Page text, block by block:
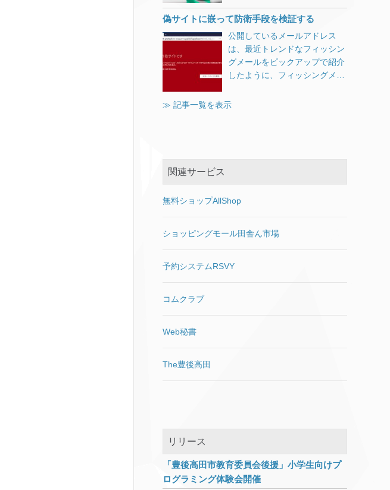
ですし、数字見ながらジーっと
待ってると、もうね、詐欺にあ
った気分。 タバコ一箱無くなり
ましたがな。 ウサギと亀のウサ
ギですか～っ！ 大きな企業が大
勢の人を使ってＵＩがどうのこ
割いて突き詰めるよりも、まず
いようなので無理もないです
死のWindows 10 Version 1709
Windows 10はセ
音が鳴り、直ちに処置が必要と
いうメッセージ という煽り商売
（詐欺）が結構前から繁盛して
いるようですが、いまだに貢い
でしまう方も多いようです。
Windows不具合カタコト詐欺
に伝えるためにカタコトオペレ
いうリンク経由で有料アプリ
せて、さらなる泥沼へと引き込
チェックすると、無料アンチウ
ています。 このSmart PC Care
というアプリですが、インスト
ールしてしまうと定期的に様々
偽サイトに嵌って防衛手段を検証する
公開しているメールアドレス
は、最近トレンドなフィッシン
グメールをピックアップで紹介
したように、フィッシングメー
かくなので訪問してみました。
り誤クリックで進んでしまわな
うボタンが無いインターフェイ
ブラウザをプライベートモー
ングサイトの見抜き方 騙されな
いためにはアドレスバーに表示
≫ 記事一覧を表示
関連サービス
無料ショップAllShop
ショッピングモール田舎ん市場
予約システムRSVY
コムクラブ
Web秘書
The豊後高田
リリース
「豊後高田市教育委員会後援」小学生向けプ
ログラミング体験会開催